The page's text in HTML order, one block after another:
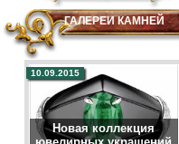
ГАЛЕРЕИ КАМНЕЙ
Новая коллекция
10.09.2015